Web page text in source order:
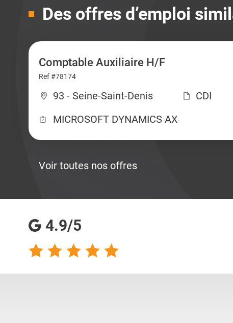
Des offres d’emploi
Comptable Auxiliaire H/F
Ref #78174
93 - Seine-Saint-Denis CDI
MICROSOFT DYNAMICS AX
Voir toutes nos offres
4.9/5